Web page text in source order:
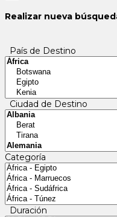
Realizar nueva
País de Destino
Ciudad de Destino
Categoría
Duración